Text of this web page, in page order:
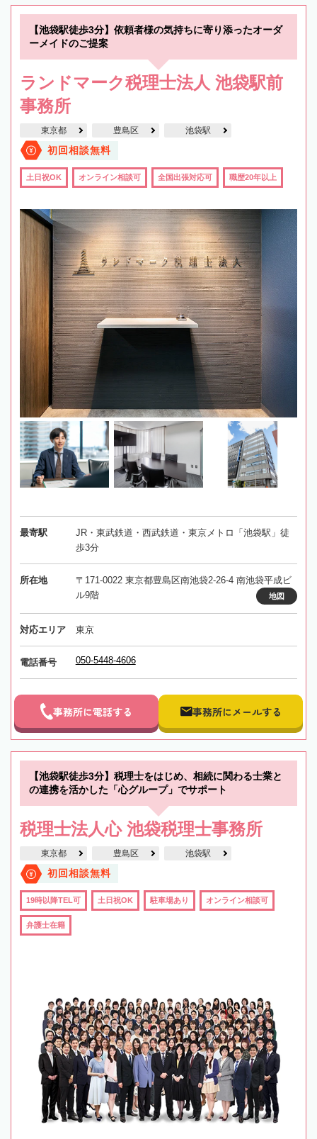
【池袋駅徒歩3分】依頼者様の気持ちに寄り添ったオーダ
ーメイドのご提案
ランドマーク税理士法人 池袋駅前
事務所
東京都 豊島区 池袋駅
初回相談無料
土日祝OK オンライン相談可 全国出張対応可 職歴20年以上
最寄駅
JR・東武鉄道・西武鉄道・東京メトロ「池袋駅」徒
歩3分
所在地
〒171-0022 東京都豊島区南池袋2-26-4 南池袋平成ビ
ル9階
地図
対応エリア 東京
電話番号 050-5448-4606
事務所に電話する 事務所にメールする
【池袋駅徒歩3分】税理士をはじめ、相続に関わる士業と
の連携を活かした「心グループ」でサポート
税理士法人心 池袋税理士事務所
東京都 豊島区 池袋駅
初回相談無料
19時以降TEL可 土日祝OK 駐車場あり オンライン相談可
弁護士在籍